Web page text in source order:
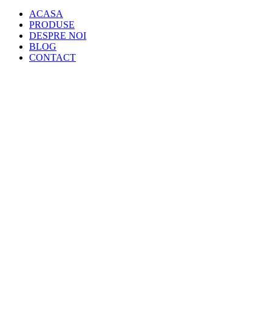
ACASA
PRODUSE
DESPRE NOI
BLOG
CONTACT